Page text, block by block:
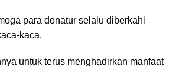
para donatur selalu diberkahi
kaca.
untuk terus menghadirkan manfaat